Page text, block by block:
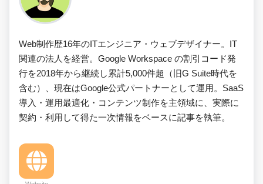
Web制作歴16年のITエンジニア・ウェブデザイナー。IT
関連の法人を経営。Google Workspace の割引コード発
行を2018年から継続し累計5,000件超（旧G Suite時代を
含む）、現在はGoogle公式パートナーとして運用。SaaS
導入・運用最適化・コンテンツ制作を主領域に、実際に
契約・利用して得た一次情報をベースに記事を執筆。